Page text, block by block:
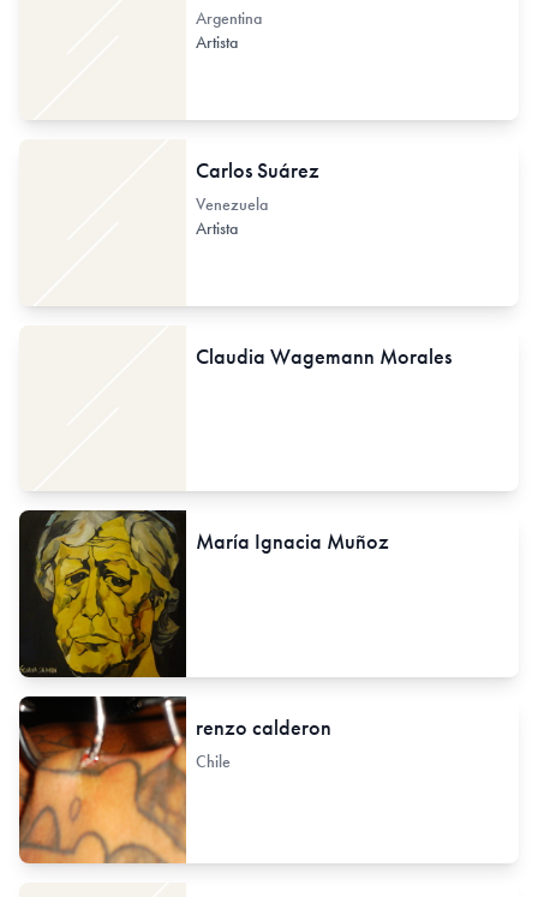
Argentina
Artista
Carlos Suárez
Venezuela
Artista
Claudia Wagemann Morales
María Ignacia Muñoz
renzo calderon
Chile